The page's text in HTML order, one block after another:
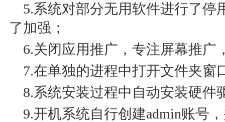
5.系统对部分无用软件进行了停
了加强；
6.关闭应用推广，专注屏幕推广
7.在单独的进程中打开文件夹窗
8.系统安装过程中自动安装硬件
9.开机系统自行创建admin账号